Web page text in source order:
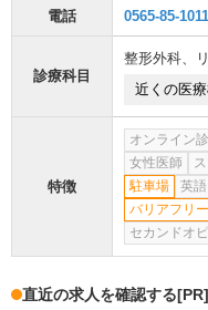
電話 0565-85-1011
診療科目
整形外科、
近くの医
特徴
オンライン
女性医師
駐車場
英語
バリアフリー
セカンドオ
直近の求人を確認する[PR]